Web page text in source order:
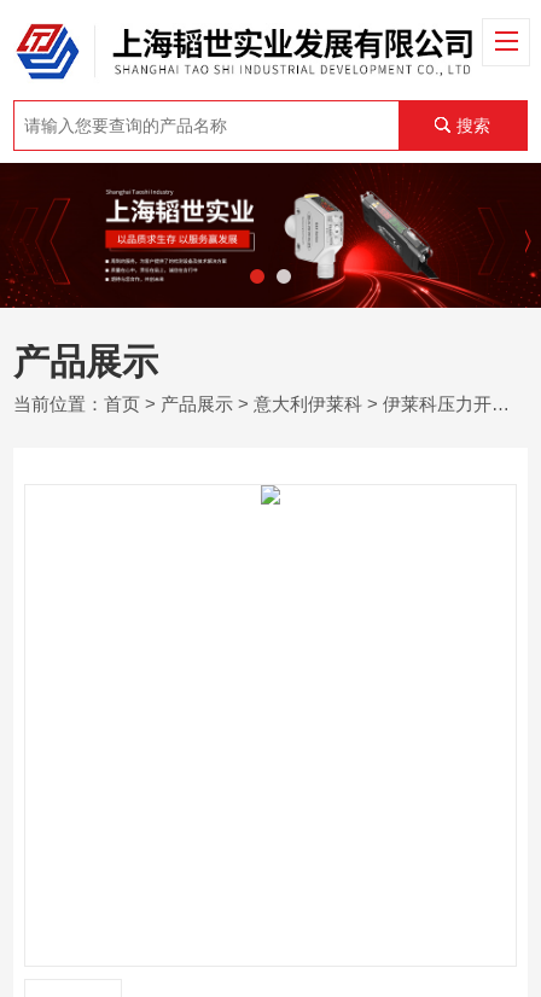
搜索
产品展示
当前位置：首页 > 产品展示 >意大利伊莱科 >伊莱科压力开关